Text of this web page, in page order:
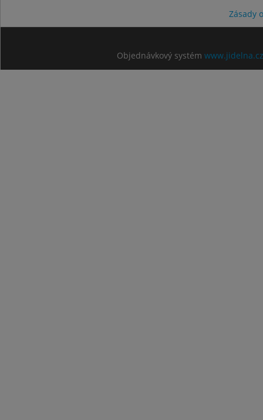
Zásady
Objednávkový systém www.jidelna.cz